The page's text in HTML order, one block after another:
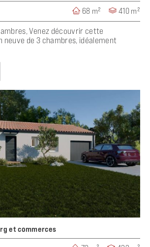
68 m² 410 m²
Venez découvrir cette
neuve de 3 chambres, idéalement
et commerces